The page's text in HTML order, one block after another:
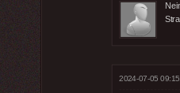
2024-07-05